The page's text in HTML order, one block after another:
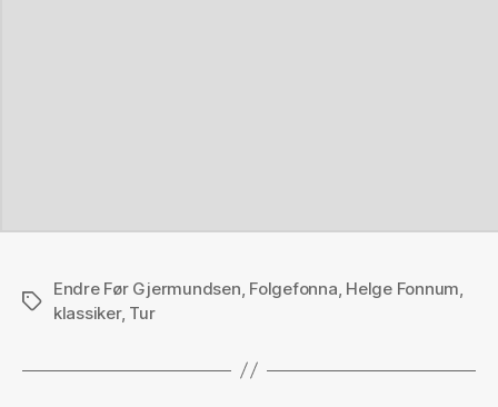
Stikkord
Endre Før Gjermundsen, Folgefonna, Helge Fonnum,
klassiker, Tur